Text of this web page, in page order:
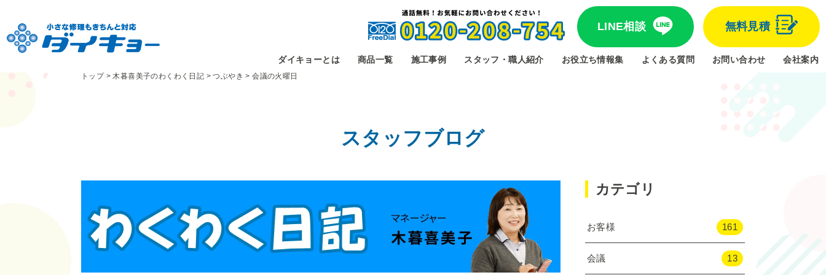
LINE相談 無料見積
ダイキョーとは 商品一覧 施工事例 スタッフ・職人紹介 お役立ち情報集 よくある質問 お問い合わせ 会社案内
トップ>木暮喜美子のわくわく日記 >つぶやき >会議の火曜日
スタッフブログ
カテゴリ
お客様 161
会議 13